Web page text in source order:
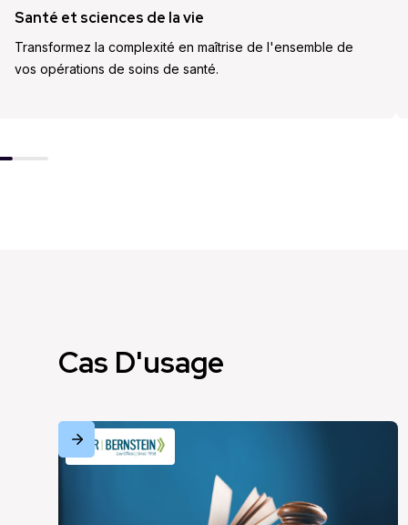
Santé et sciences de la vie
Transformez la complexité en maîtrise de l'ensemble de
vos opérations de soins de santé.
Cas D'usage